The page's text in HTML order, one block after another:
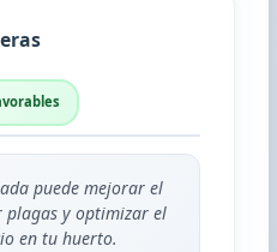
puede mejorar el
plagas y optimizar el
en tu huerto.